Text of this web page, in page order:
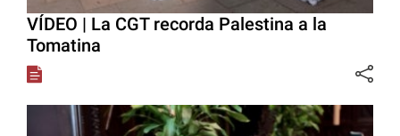
VÍDEO | La CGT recorda Palestina a la
Tomatina